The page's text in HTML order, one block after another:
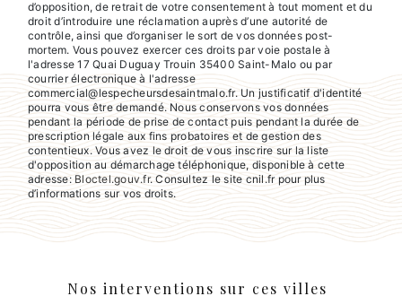
d’opposition, de retrait de votre consentement à tout moment et du
droit d’introduire une réclamation auprès d’une autorité de
contrôle, ainsi que d’organiser le sort de vos données post-
mortem. Vous pouvez exercer ces droits par voie postale à
l'adresse 17 Quai Duguay Trouin 35400 Saint-Malo ou par
courrier électronique à l'adresse
commercial@lespecheursdesaintmalo.fr. Un justificatif d'identité
pourra vous être demandé. Nous conservons vos données
pendant la période de prise de contact puis pendant la durée de
prescription légale aux fins probatoires et de gestion des
contentieux. Vous avez le droit de vous inscrire sur la liste
d'opposition au démarchage téléphonique, disponible à cette
adresse:Bloctel.gouv.fr. Consultez le site cnil.fr pour plus
d’informations sur vos droits.
Nos interventions sur ces villes